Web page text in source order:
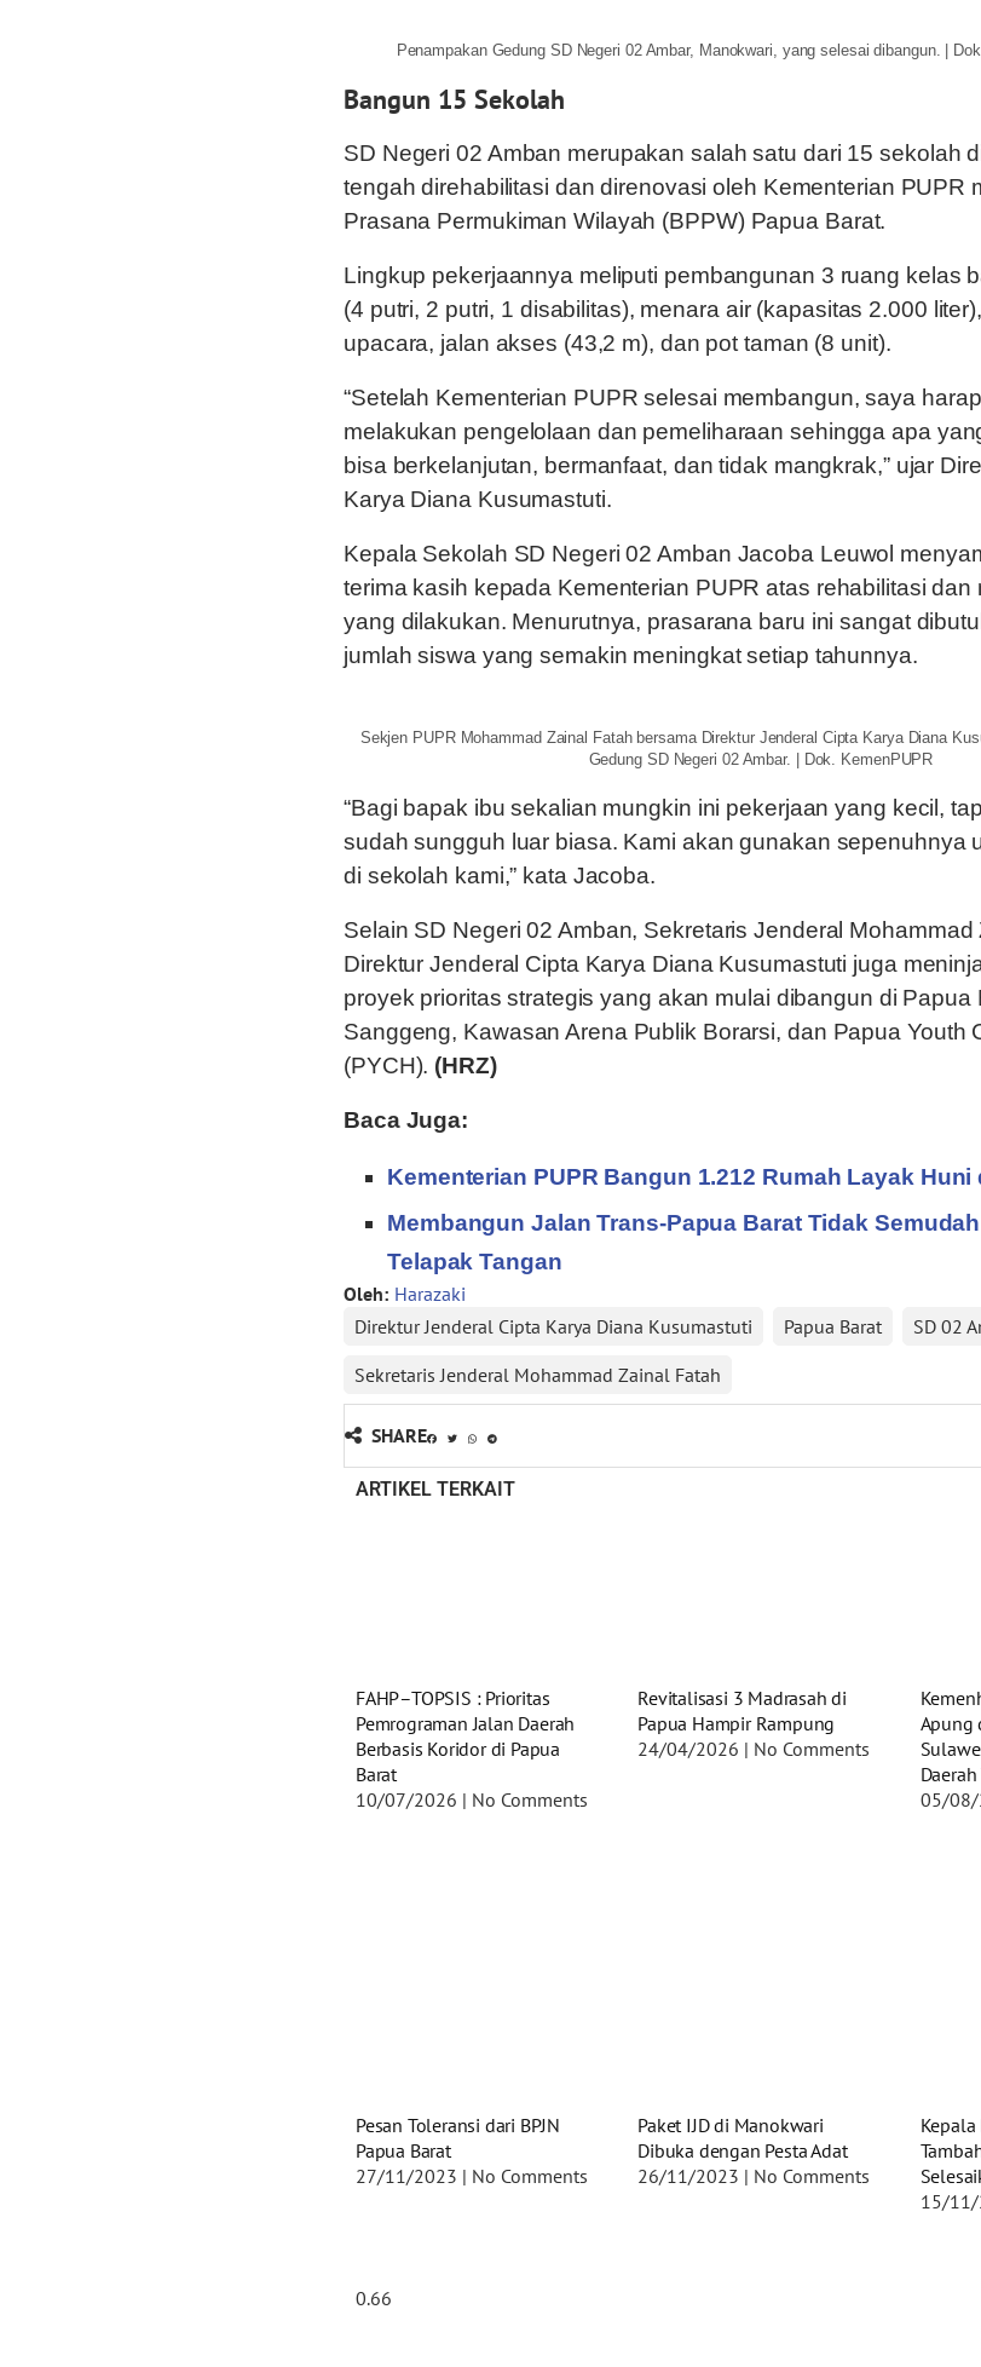
Penampakan Gedung SD Negeri 02 Ambar, Manokwari, yang selesai dibangun. |
Bangun 15 Sekolah
SD Negeri 02 Amban merupakan salah satu dari 15 sekolah
tengah direhabilitasi dan direnovasi oleh Kementerian PUPR
Prasana Permukiman Wilayah (BPPW) Papua Barat.
Lingkup pekerjaannya meliputi pembangunan 3 ruang kelas
(4 putri, 2 putri, 1 disabilitas), menara air (kapasitas 2.000
upacara, jalan akses (43,2 m), dan pot taman (8 unit).
“Setelah Kementerian PUPR selesai membangun, saya
melakukan pengelolaan dan pemeliharaan sehingga apa
bisa berkelanjutan, bermanfaat, dan tidak mangkrak,” ujar
Karya Diana Kusumastuti.
Kepala Sekolah SD Negeri 02 Amban Jacoba Leuwol
terima kasih kepada Kementerian PUPR atas rehabilitasi dan
yang dilakukan. Menurutnya, prasarana baru ini sangat
jumlah siswa yang semakin meningkat setiap tahunnya.
Sekjen PUPR Mohammad Zainal Fatah bersama Direktur Jenderal Cipta Karya Diana
Gedung SD Negeri 02 Ambar. | Dok. KemenPUPR
“Bagi bapak ibu sekalian mungkin ini pekerjaan yang kecil,
sudah sungguh luar biasa. Kami akan gunakan sepenuhnya
di sekolah kami,” kata Jacoba.
Selain SD Negeri 02 Amban, Sekretaris Jenderal
Direktur Jenderal Cipta Karya Diana Kusumastuti juga
proyek prioritas strategis yang akan mulai dibangun di Papua
Sanggeng, Kawasan Arena Publik Borarsi, dan Papua Youth
(PYCH). (HRZ)
Baca Juga:
Kementerian PUPR Bangun 1.212 Rumah Layak Huni
Membangun Jalan Trans-Papua Barat Tidak
Telapak Tangan
Oleh: Harazaki
Direktur Jenderal Cipta Karya Diana Kusumastuti
Papua Barat
SD 02
Sekretaris Jenderal Mohammad Zainal Fatah
SHARE
ARTIKEL TERKAIT
FAHP–TOPSIS : Prioritas
Pemrograman Jalan Daerah
Berbasis Koridor di Papua
Barat
10/07/2026
No Comments
Revitalisasi 3 Madrasah di
Papua Hampir Rampung
24/04/2026
No Comments
Apung
05/
Pesan Toleransi dari BPJN
Papua Barat
27/11/2023
No Comments
Paket IJD di Manokwari
Dibuka dengan Pesta Adat
26/11/2023
No Comments
Kepala
15/